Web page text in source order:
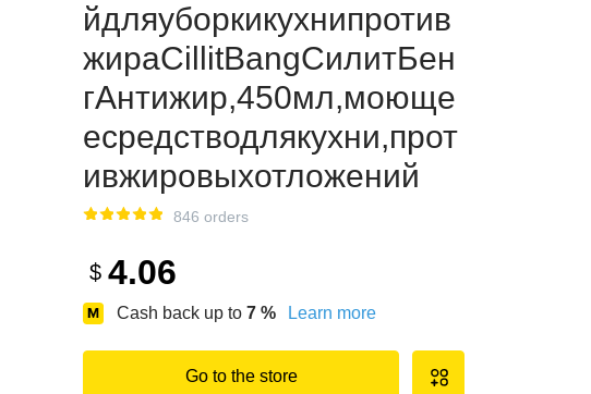
йдляуборкикухнипротив
жираCillitBangСилитБен
гАнтижир,450мл,моюще
есредстводлякухни,прот
ивжировыхотложений
846 orders
$ 4.06
Cash back up to 7 % Learn more
Go to the store